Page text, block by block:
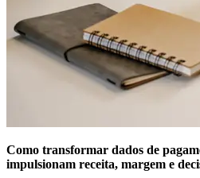
Como transformar dados de
impulsionam receita, margem e